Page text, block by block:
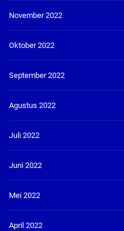
November 2022
Oktober 2022
September 2022
Agustus 2022
Juli 2022
Juni 2022
Mei 2022
April 2022